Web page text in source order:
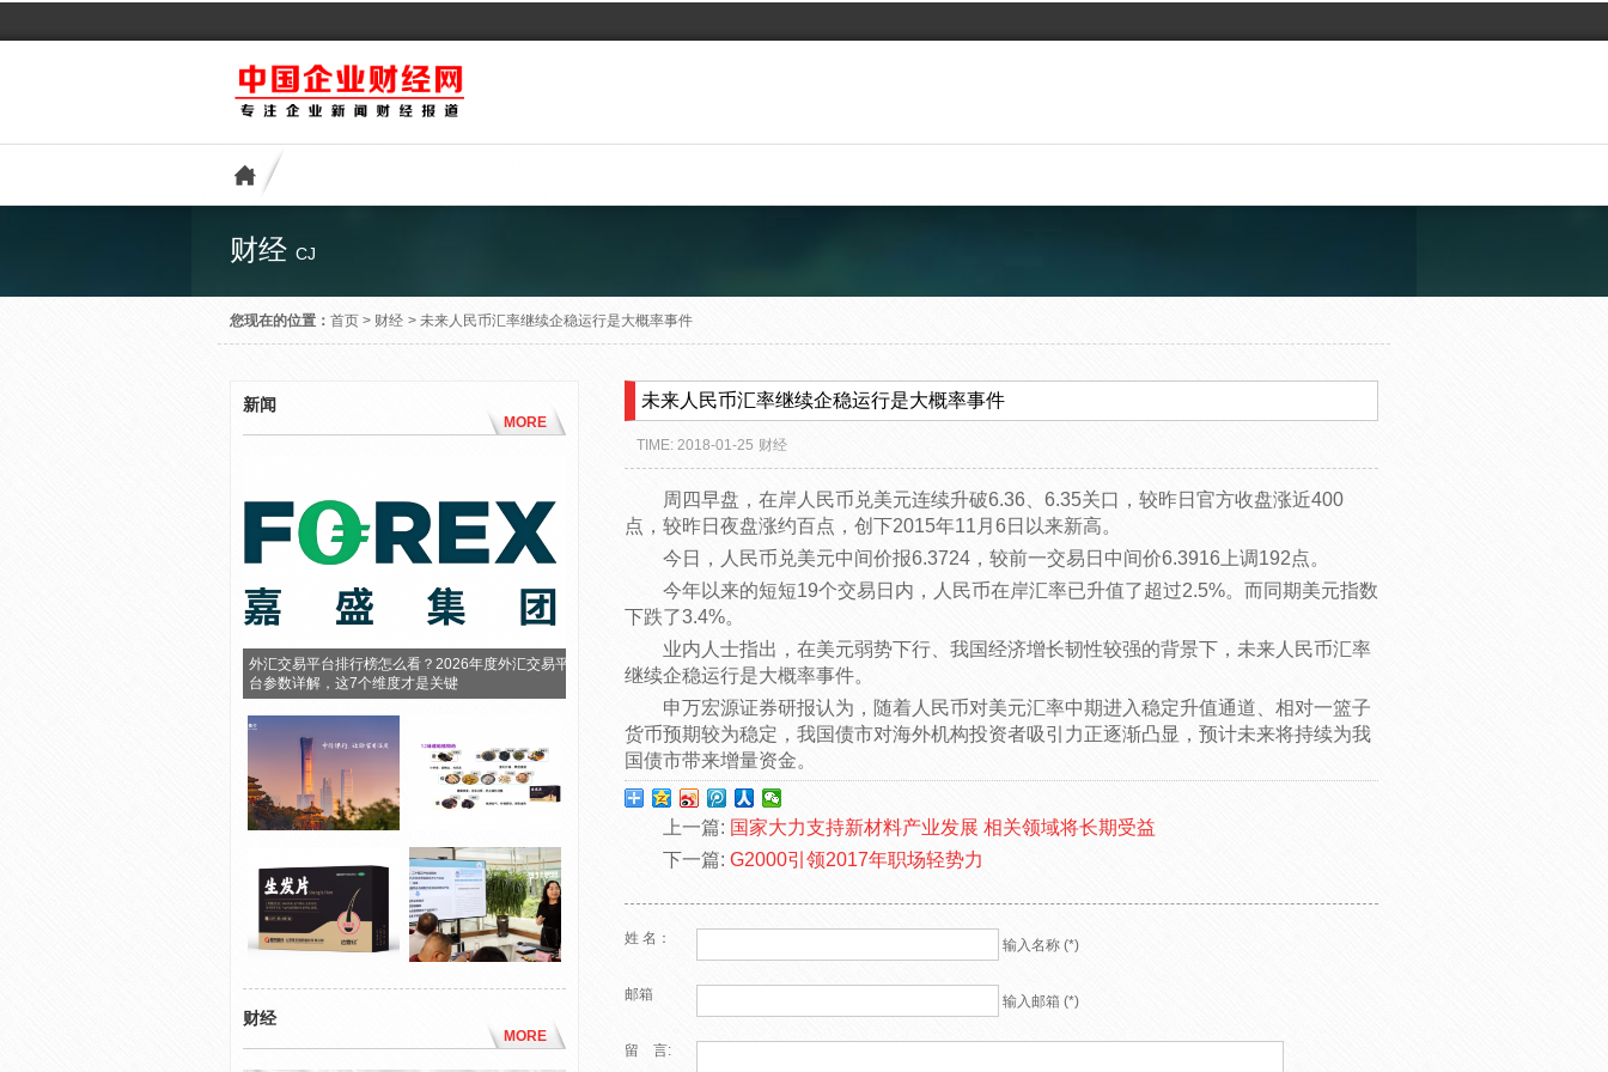
财经 CJ
您现在的位置： 首页 > 财经 > 未来人民币汇率继续企稳运行是大概率事件
新闻
MORE
外汇交易平台排行榜怎么看？2026年度外汇交易平
台参数详解，这7个维度才是关键
财经
MORE
未来人民币汇率继续企稳运行是大概率事件
TIME: 2018-01-25 财经
周四早盘，在岸人民币兑美元连续升破6.36、6.35关口，较昨日官方收盘涨近400
点，较昨日夜盘涨约百点，创下2015年11月6日以来新高。
今日，人民币兑美元中间价报6.3724，较前一交易日中间价6.3916上调192点。
今年以来的短短19个交易日内，人民币在岸汇率已升值了超过2.5%。而同期美元指数
下跌了3.4%。
业内人士指出，在美元弱势下行、我国经济增长韧性较强的背景下，未来人民币汇率
继续企稳运行是大概率事件。
申万宏源证券研报认为，随着人民币对美元汇率中期进入稳定升值通道、相对一篮子
货币预期较为稳定，我国债市对海外机构投资者吸引力正逐渐凸显，预计未来将持续为我
国债市带来增量资金。
上一篇: 国家大力支持新材料产业发展 相关领域将长期受益
下一篇: G2000引领2017年职场轻势力
姓 名： 输入名称 (*)
邮箱 输入邮箱 (*)
留 言: